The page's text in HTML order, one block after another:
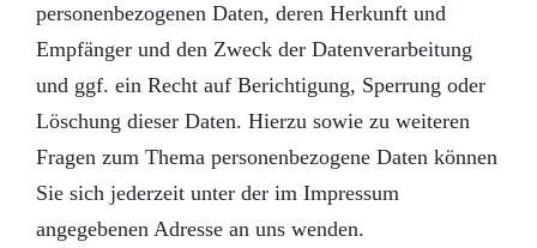
personenbezogenen Daten, deren Herkunft und
Empfänger und den Zweck der Datenverarbeitung
und ggf. ein Recht auf Berichtigung, Sperrung oder
Löschung dieser Daten. Hierzu sowie zu weiteren
Fragen zum Thema personenbezogene Daten können
Sie sich jederzeit unter der im Impressum
angegebenen Adresse an uns wenden.